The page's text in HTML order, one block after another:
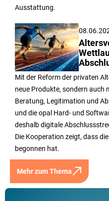
Ausstattung.
Mit der Reform der privaten
neue Produkte, sondern auch
Beratung, Legitimation und
und die opal Hard- und
deshalb digitale
Die Kooperation zeigt, dass
begonnen hat.
Mehr zum Thema